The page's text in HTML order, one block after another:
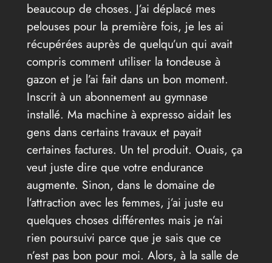
beaucoup de choses. J’ai déplacé mes
pelouses pour la première fois, je les ai
récupérées auprès de quelqu’un qui avait
compris comment utiliser la tondeuse à
gazon et je l’ai fait dans un bon moment.
Inscrit à un abonnement au gymnase
installé. Ma machine à expresso aidait les
gens dans certains travaux et payait
certaines factures. Un tel produit. Ouais, ça
veut juste dire que votre endurance
augmente. Sinon, dans le domaine de
l’attraction avec les femmes, j’ai juste eu
quelques choses différentes mais je n’ai
rien poursuivi parce que je sais que ce
n’est pas bon pour moi. Alors, à la salle de